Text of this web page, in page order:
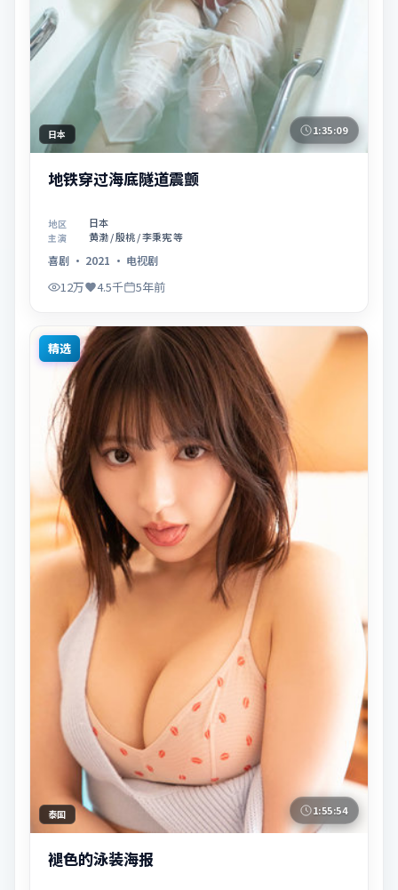
日本 1:35:09
地铁穿过海底隧道震颤
地区 日本
主演 黄渤 / 殷桃 / 李秉宪 等
喜剧 · 2021 · 电视剧
12万 4.5千 5年前
精选
泰国 1:55:54
褪色的泳装海报